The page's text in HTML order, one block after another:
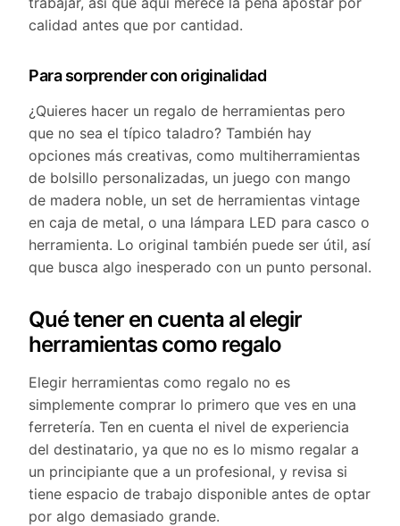
calidad antes que por cantidad.
Para sorprender con originalidad
¿Quieres hacer un regalo de herramientas pero
que no sea el típico taladro? También hay
opciones más creativas, como multiherramientas
de bolsillo personalizadas, un juego con mango
de madera noble, un set de herramientas vintage
en caja de metal, o una lámpara LED para casco o
herramienta. Lo original también puede ser útil, así
que busca algo inesperado con un punto personal.
Qué tener en cuenta al elegir
herramientas como regalo
Elegir herramientas como regalo no es
simplemente comprar lo primero que ves en una
ferretería. Ten en cuenta el nivel de experiencia
del destinatario, ya que no es lo mismo regalar a
un principiante que a un profesional, y revisa si
tiene espacio de trabajo disponible antes de optar
por algo demasiado grande.